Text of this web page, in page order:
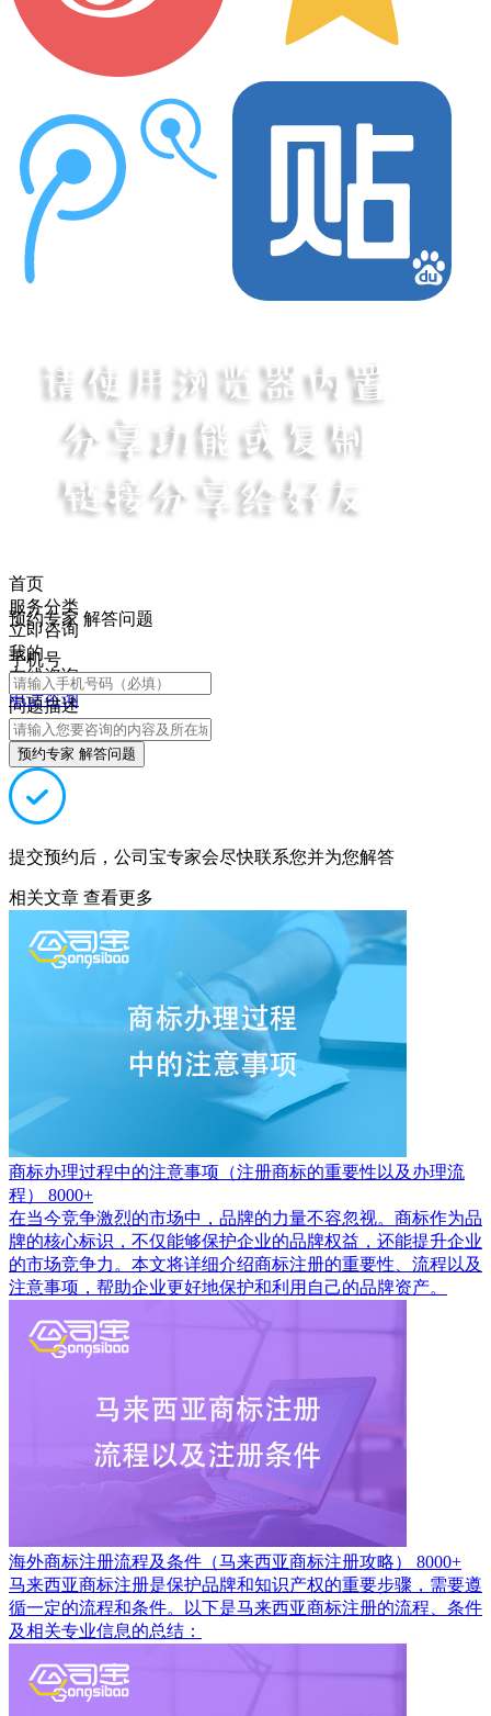
首页
服务分类
立即咨询
我的
在线咨询
电话咨询
预约专家 解答问题
手机号
问题描述
预约专家 解答问题
提交预约后，公司宝专家会尽快联系您并为您解答
相关文章 查看更多
商标办理过程中的注意事项（注册商标的重要性以及办理流
程）
8000+
在当今竞争激烈的市场中，品牌的力量不容忽视。商标作为品
牌的核心标识，不仅能够保护企业的品牌权益，还能提升企业
的市场竞争力。本文将详细介绍商标注册的重要性、流程以及
注意事项，帮助企业更好地保护和利用自己的品牌资产。
海外商标注册流程及条件（马来西亚商标注册攻略）
8000+
马来西亚商标注册是保护品牌和知识产权的重要步骤，需要遵
循一定的流程和条件。以下是马来西亚商标注册的流程、条件
及相关专业信息的总结：